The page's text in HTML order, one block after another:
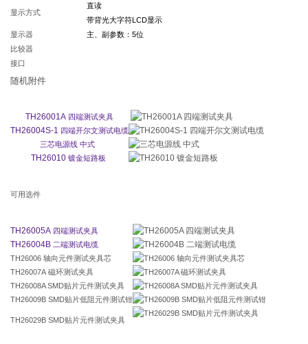
显示方式
直读
带背光大字符LCD显示
显示器
主、副参数：5位
比较器
接口
随机附件
TH26001A 四端测试夹具
TH26004S-1 四端开尔文测试电缆
三芯电源线 中式
TH26010镀金短路板
可用选件
TH26005A 四端测试夹具
TH26004B 二端测试电缆
TH26006 轴向元件测试夹具芯
TH26007A 磁环测试夹具
TH26008A SMD贴片元件测试夹具
TH26009B SMD贴片低阻元件测试钳
TH26029B SMD贴片元件测试夹具